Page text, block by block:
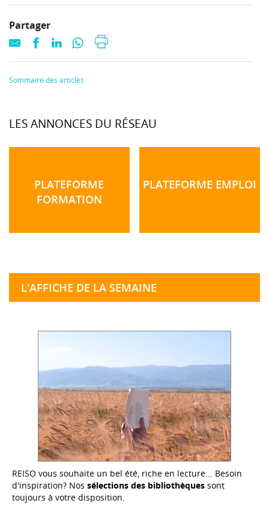
Partager
Sommaire des articles
LES ANNONCES DU RÉSEAU
PLATEFORME
FORMATION
PLATEFORME EMPLOI
L'AFFICHE DE LA SEMAINE
REISO vous souhaite un bel été, riche en lecture... Besoin
d'inspiration? Nos sélections des bibliothèques sont
toujours à votre disposition.